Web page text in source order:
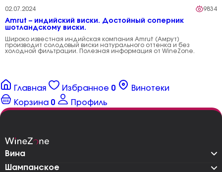
02.07.2024 9834
Amrut – индийский виски. Достойный соперник
шотландскому виски.
Широко известная индийская компания Amrut (Амрут)
производит солодовый виски натурального оттенка и без
холодной фильтрации. Полезная информация от WineZone.
Главная Избранное 0
Винотеки
Корзина 0 Профиль
Вина
Шампанское